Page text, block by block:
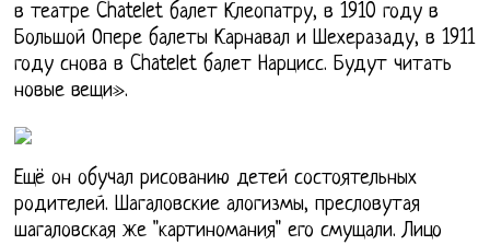
в театре Chatelet балет Клеопатру, в 1910 году в
Большой Опере балеты Карнавал и Шехеразаду, в 1911
году снова в Chatelet балет Нарцисс. Будут читать
новые вещи».
Ещё он обучал рисованию детей состоятельных
родителей. Шагаловские алогизмы, пресловутая
шагаловская же "картиномания" его смущали. Лицо